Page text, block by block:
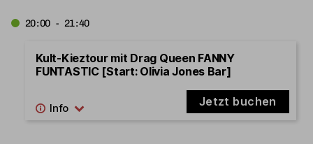
20:00 - 21:40
Kult-Kieztour mit Drag Queen FANNY
FUNTASTIC [Start: Olivia Jones Bar]
Jetzt buchen